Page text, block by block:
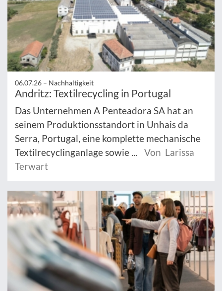
06.07.26 – Nachhaltigkeit
Andritz: Textilrecycling in Portugal
Das Unternehmen A Penteadora SA hat an
seinem Produktionsstandort in Unhais da
Serra, Portugal, eine komplette mechanische
Textilrecyclinganlage sowie ...
Von Larissa
Terwart